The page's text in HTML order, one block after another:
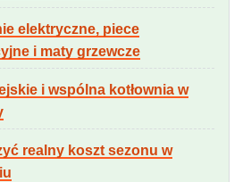
elektryczne, piece
i maty grzewcze
i wspólna kotłownia w
realny koszt sezonu w